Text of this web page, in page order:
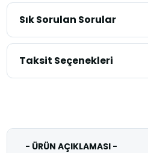
Sık Sorulan Sorular
Taksit Seçenekleri
- ÜRÜN AÇIKLAMASI -